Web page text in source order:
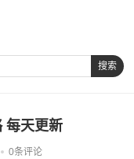
搜索
每天更新
0条评论